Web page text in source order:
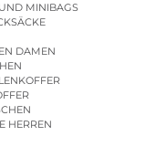
MINIBAGS
DAMEN
HERREN